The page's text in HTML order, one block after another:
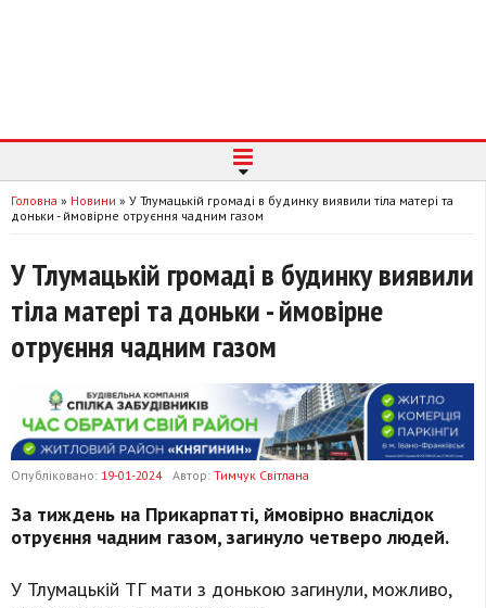
Головна » Новини » У Тлумацькій громаді в будинку виявили тіла матері та
доньки - ймовірне отруєння чадним газом
У Тлумацькій громаді в будинку виявили
тіла матері та доньки - ймовірне
отруєння чадним газом
Опубліковано: 19-01-2024 Автор: Тимчук Світлана
За тиждень на Прикарпатті, ймовірно внаслідок
отруєння чадним газом, загинуло четверо людей.
У Тлумацькій ТГ мати з донькою загинули, можливо,